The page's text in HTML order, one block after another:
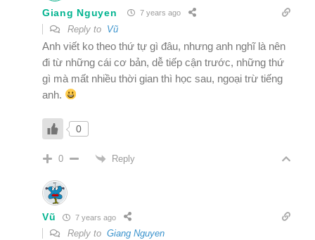
Giang Nguyen 7 years ago
Reply to Vũ
Anh viết ko theo thứ tự gì đâu, nhưng anh nghĩ là nên
đi từ những cái cơ bản, dễ tiếp cận trước, những thứ
gì mà mất nhiều thời gian thì học sau, ngoại trừ tiếng
anh.
0
0 Reply
Vũ 7 years ago
Reply toGiang Nguyen